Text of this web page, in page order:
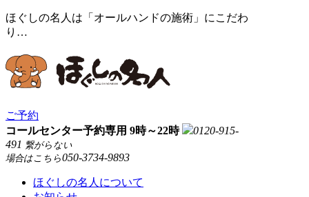
ほぐしの名人は「オールハンドの施術」にこだわ
り…
ご予約
コールセンター予約専用 9時～22時
0120-915-
491 繋がらない
場合はこちら050-3734-9893
ほぐしの名人について